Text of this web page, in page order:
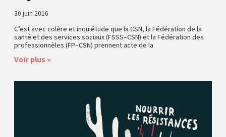
30 juin 2016
C’est avec colère et inquiétude que la CSN, la Fédération de la
santé et des services sociaux (FSSS–CSN) et la Fédération des
professionnèles (FP–CSN) prennent acte de la
Voir plus »